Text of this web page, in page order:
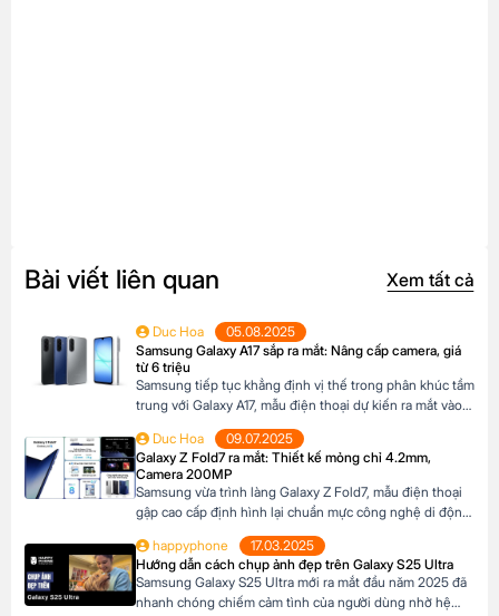
Bài viết liên quan Xem tất cả
Duc Hoa
05.08.2025
Samsung Galaxy A17 sắp ra mắt: Nâng cấp camera, giá
từ 6 triệu
Samsung tiếp tục khẳng định vị thế trong phân khúc tầm
trung với Galaxy A17, mẫu điện thoại dự kiến ra mắt vào
bán lẻ tại Châu Âu. Với những nâng cấp đáng chú ý về
camera, hiệu năng và thiết kế, Galaxy A17 […]
Duc Hoa
09.07.2025
Galaxy Z Fold7 ra mắt: Thiết kế mỏng chỉ 4.2mm,
Camera 200MP
Samsung vừa trình làng Galaxy Z Fold7, mẫu điện thoại
gập cao cấp định hình lại chuẩn mực công nghệ di động.
200MP sắc nét chưa từng có trên dòng Z Fold, sản phẩm
này không chỉ là một thiết bị công nghệ […]
happyphone
17.03.2025
Hướng dẫn cách chụp ảnh đẹp trên Galaxy S25 Ultra
Samsung Galaxy S25 Ultra mới ra mắt đầu năm 2025 đã
nhanh chóng chiếm cảm tình của người dùng nhờ hệ